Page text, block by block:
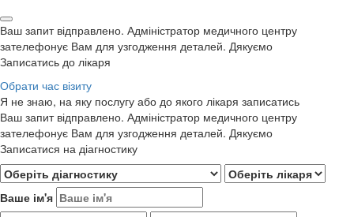
Ваш запит відправлено. Адміністратор медичного центру
зателефонує Вам для узгодження деталей. Дякуємо
Записатись до лікаря
Обрати час візиту
Я не знаю, на яку послугу або до якого лікаря записатись
Ваш запит відправлено. Адміністратор медичного центру
зателефонує Вам для узгодження деталей. Дякуємо
Записатися на діагностику
Ваше ім'я